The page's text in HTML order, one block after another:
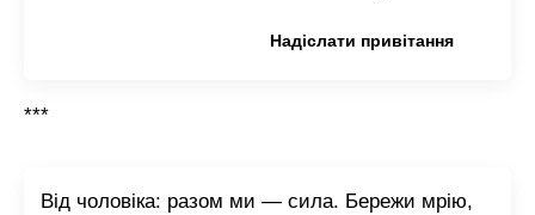
Надіслати привітання
***
Від чоловіка: разом ми — сила. Бережи мрію,